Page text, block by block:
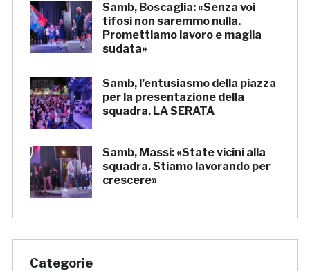
Samb, Boscaglia: «Senza voi
tifosi non saremmo nulla.
Promettiamo lavoro e maglia
sudata»
Samb, l’entusiasmo della piazza
per la presentazione della
squadra. LA SERATA
Samb, Massi: «State vicini alla
squadra. Stiamo lavorando per
crescere»
Categorie